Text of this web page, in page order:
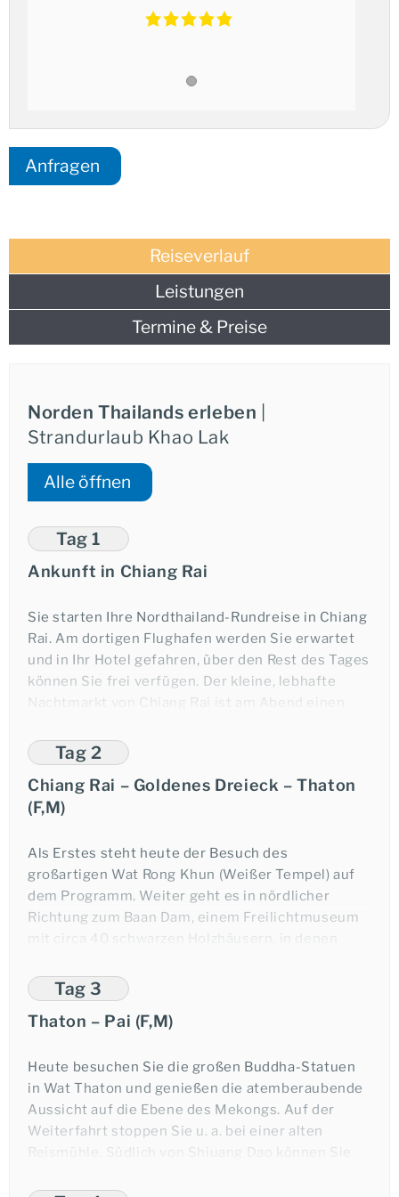
Anfragen
Reiseverlauf
Leistungen
Termine & Preise
Norden Thailands erleben
Strandurlaub Khao Lak
Alle öffnen
Tag 1
Ankunft in Chiang Rai
Sie starten Ihre Nordthailand-Rundreise in Chiang
Rai. Am dortigen Flughafen werden Sie erwartet
und in Ihr Hotel gefahren, über den Rest des Tages
können Sie frei verfügen. Der kleine, lebhafte
Nachtmarkt von Chiang Rai ist am Abend einen
Übernachtung in Chiang Rai.
Tag 2
Chiang Rai – Goldenes Dreieck – Thaton
(F,M)
Als Erstes steht heute der Besuch des
großartigen Wat Rong Khun (Weißer Tempel) auf
dem Programm. Weiter geht es in nördlicher
Richtung zum Baan Dam, einem Freilichtmuseum
mit circa 40 schwarzen Holzhäusern, in denen
einzigartiger Weise ausgestellt werden. Ihr
nächstes Ziel ist Chiang Saen am Mekong. Entlang
des Flusses fahren Sie weiter zum
Laos und Myanmar – dem Goldenen Dreieck, wo
Sie dem Opium Museum einen Besuch abstatten.
Optional können Sie eine kurze Bootsfahrt
unternehmen und die laotische Flussinsel Don
Sao besuchen.
Tag 3
Thaton – Pai (F,M)
Heute besuchen Sie die großen Buddha-Statuen
in Wat Thaton und genießen die atemberaubende
Aussicht auf die Ebene des Mekongs. Auf der
Weiterfahrt stoppen Sie u. a. bei einer alten
Reismühle. Südlich von Shiuang Dao können Sie